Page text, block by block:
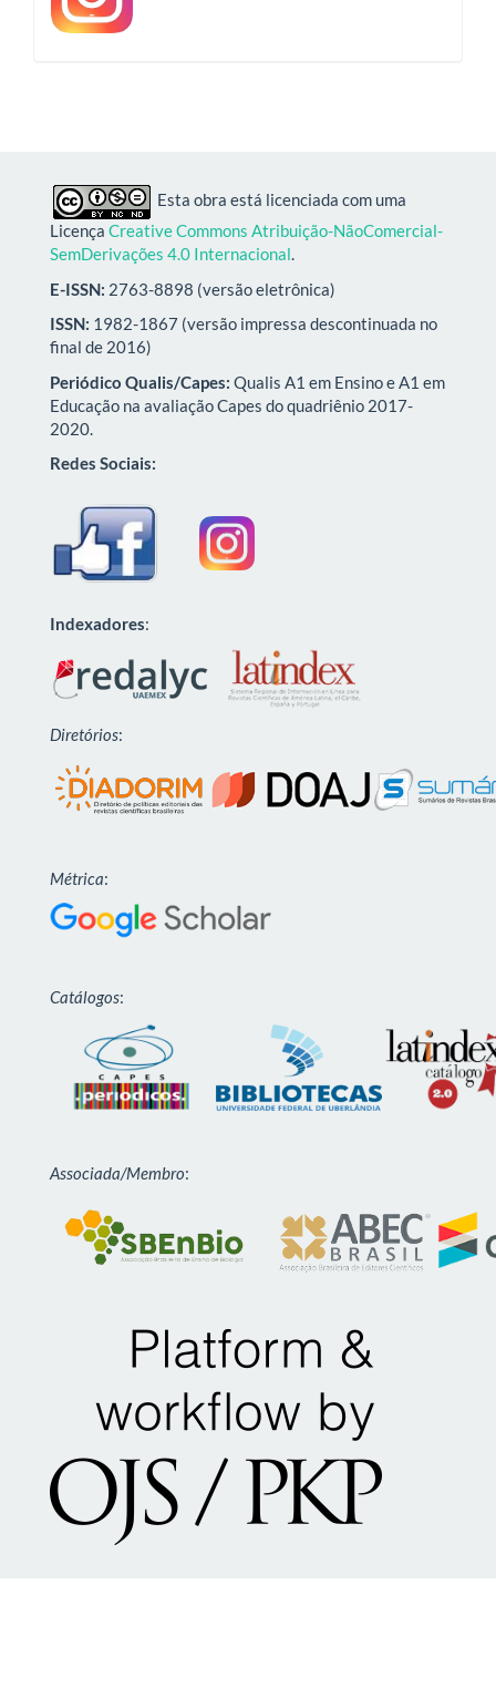
Esta obra está licenciada com uma
Licença Creative Commons Atribuição-NãoComercial-
SemDerivações 4.0 Internacional.
E-ISSN: 2763-8898 (versão eletrônica)
ISSN: 1982-1867 (versão impressa descontinuada no
final de 2016)
Periódico Qualis/Capes: Qualis A1 em Ensino e A1 em
Educação na avaliação Capes do quadriênio 2017-
2020.
Redes Sociais:
Indexadores:
Diretórios:
Métrica:
Catálogos:
Associada/Membro: